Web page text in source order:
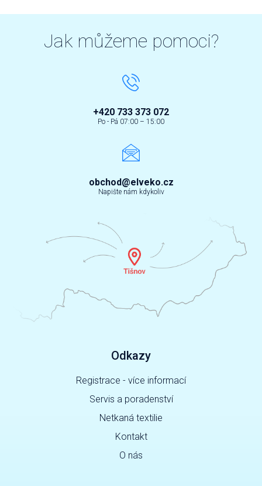
Jak můžeme pomoci?
+420 733 373 072
Po - Pá 07:00 – 15:00
obchod@elveko.cz
Napište nám kdykoliv
Odkazy
Registrace - více informací
Servis a poradenství
Netkaná textilie
Kontakt
O nás